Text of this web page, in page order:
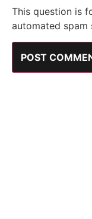
This question is
automated spam